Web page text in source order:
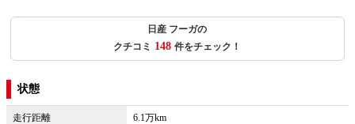
日産 フーガの
クチコミ 148 件をチェック！
状態
走行距離 6.1万km